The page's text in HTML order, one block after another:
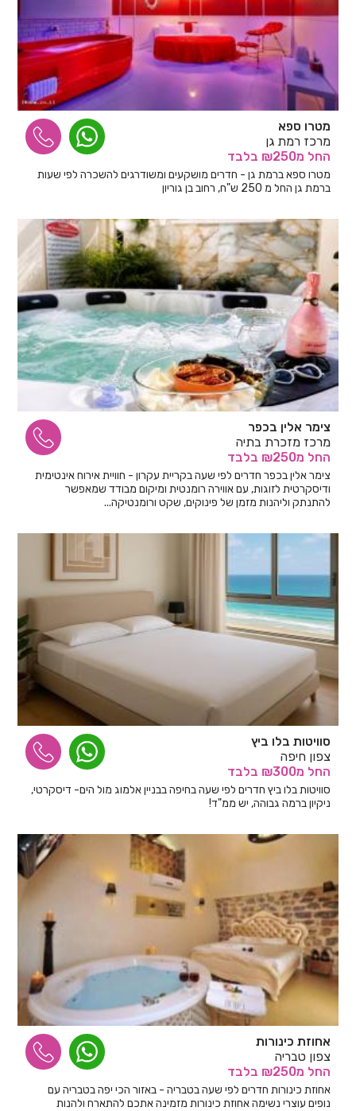
מטרו ספא
מרכז רמת גן
החל מ₪250 בלבד
מטרו ספא ברמת גן - חדרים מושקעים ומשודרגים להשכרה לפי שעות
ברמת גן החל מ 250 ש"ח, רחוב בן גוריון
צימר אלין בכפר
מרכז מזכרת בתיה
החל מ₪250 בלבד
צימר אלין בכפר חדרים לפי שעה בקריית עקרון - חוויית אירוח אינטימית
ודיסקרטית לזוגות, עם אווירה רומנטית ומיקום מבודד שמאפשר
להתנתק וליהנות מזמן של פינוקים, שקט ורומנטיקה...
סוויטות בלו ביץ
צפון חיפה
החל מ₪300 בלבד
סוויטות בלו ביץ חדרים לפי שעה בחיפה בבניין אלמוג מול הים- דיסקרטי,
ניקיון ברמה גבוהה, יש ממ"ד!
אחוזת כינורות
צפון טבריה
החל מ₪250 בלבד
אחוזת כינורות חדרים לפי שעה בטבריה - באזור הכי יפה בטבריה עם
נופים עוצרי נשימה אחוזת כינורות מזמינה אתכם להתארח ולהנות